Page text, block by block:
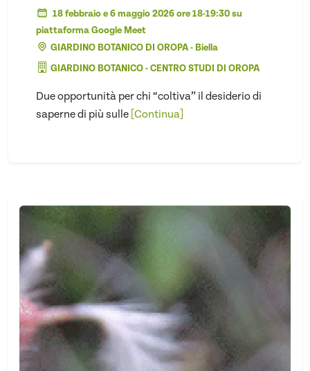
18 febbraio e 6 maggio 2026 ore 18-19:30 su
piattaforma Google Meet
GIARDINO BOTANICO DI OROPA - Biella
GIARDINO BOTANICO - CENTRO STUDI DI OROPA
Due opportunità per chi “coltiva” il desiderio di
saperne di più sulle [Continua]